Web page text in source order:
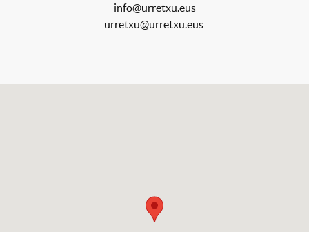
info@urretxu.eus
urretxu@urretxu.eus